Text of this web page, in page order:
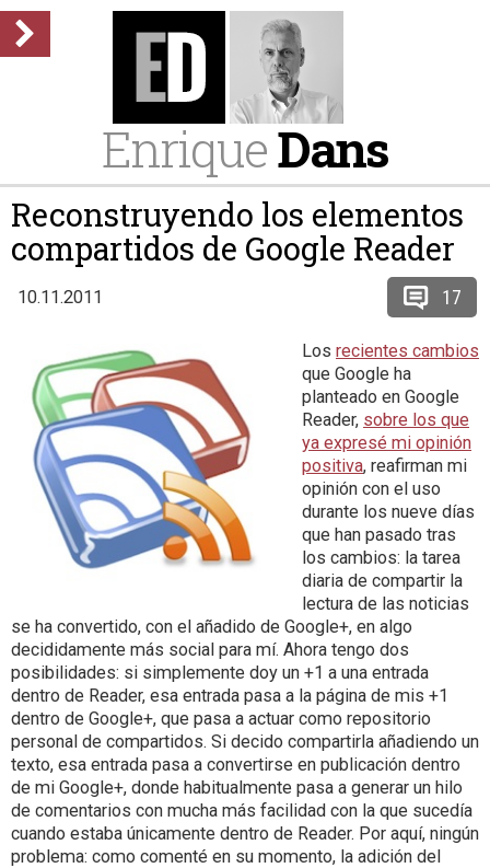
EnriqueDans
Reconstruyendo los elementos
compartidos de Google Reader
10.11.2011 17
Los recientes cambios
que Google ha
planteado en Google
Reader, sobre los que
ya expresé mi opinión
positiva, reafirman mi
opinión con el uso
durante los nueve días
que han pasado tras
los cambios: la tarea
diaria de compartir la
lectura de las noticias
se ha convertido, con el añadido de Google+, en algo
decididamente más social para mí. Ahora tengo dos
posibilidades: si simplemente doy un +1 a una entrada
dentro de Reader, esa entrada pasa a la página de mis +1
dentro de Google+, que pasa a actuar como repositorio
personal de compartidos. Si decido compartirla añadiendo un
texto, esa entrada pasa a convertirse en publicación dentro
de mi Google+, donde habitualmente pasa a generar un hilo
de comentarios con mucha más facilidad con la que sucedía
cuando estaba únicamente dentro de Reader. Por aquí, ningún
problema: como comenté en su momento, la adición del